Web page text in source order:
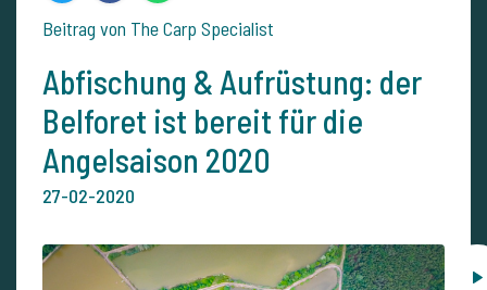
Beitrag von The Carp Specialist
Abfischung & Aufrüstung: der
Belforet ist bereit für die
Angelsaison 2020
27-02-2020